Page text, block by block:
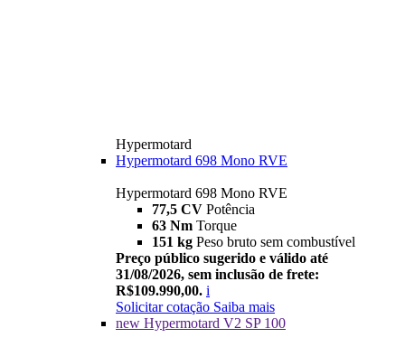
Hypermotard
Hypermotard 698 Mono RVE
Hypermotard 698 Mono RVE
77,5 CV Potência
63 Nm Torque
151 kg Peso bruto sem combustível
Preço público sugerido e válido até
31/08/2026, sem inclusão de frete:
R$109.990,00. i
Solicitar cotação Saiba mais
new Hypermotard V2 SP 100